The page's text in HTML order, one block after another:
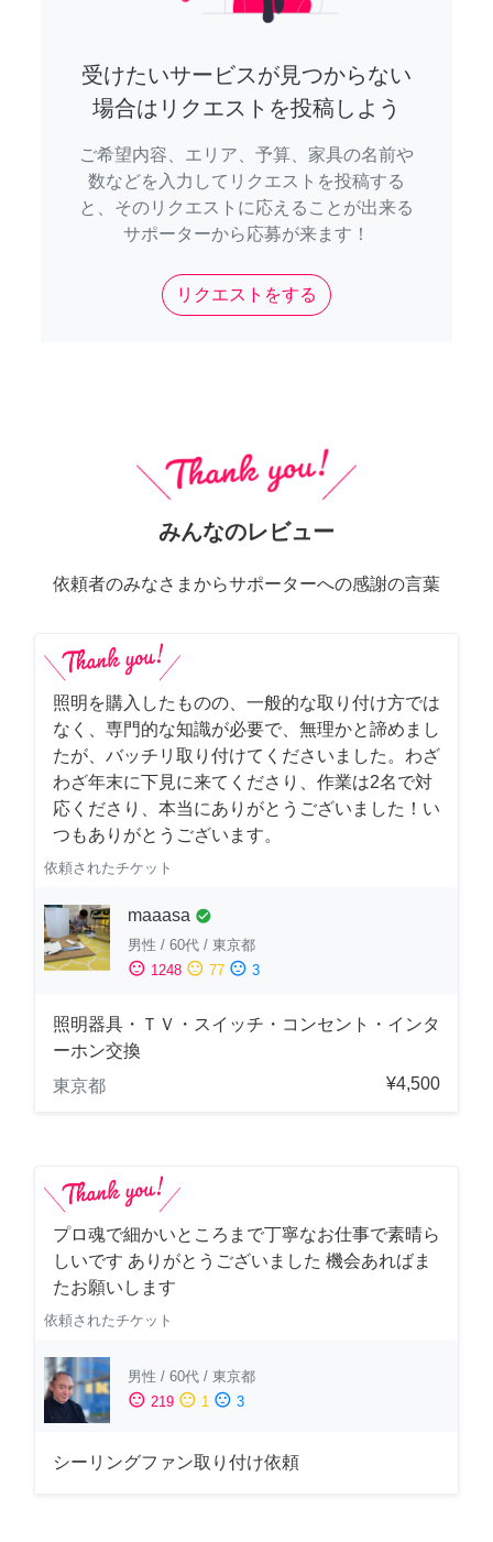
受けたいサービスが見つからない
場合はリクエストを投稿しよう
ご希望内容、エリア、予算、家具の名前や
数などを入力してリクエストを投稿する
と、そのリクエストに応えることが出来る
サポーターから応募が来ます！
リクエストをする
みんなのレビュー
依頼者のみなさまからサポーターへの感謝の言葉
照明を購入したものの、一般的な取り付け方では
なく、専門的な知識が必要で、無理かと諦めまし
たが、バッチリ取り付けてくださいました。わざ
わざ年末に下見に来てくださり、作業は2名で対
応くださり、本当にありがとうございました！い
つもありがとうございます。
依頼されたチケット
maaasa check_circle
男性 / 60代 / 東京都
sentiment_satisfied 1248 sentiment_neutral 77 sentiment_dissatisfied 3
照明器具・ＴＶ・スイッチ・コンセント・インタ
ーホン交換
東京都
¥4,500
プロ魂で細かいところまで丁寧なお仕事で素晴ら
しいです ありがとうございました 機会あればま
たお願いします
依頼されたチケット
男性 / 60代 / 東京都
sentiment_satisfied 219 sentiment_neutral 1 sentiment_dissatisfied 3
シーリングファン取り付け依頼